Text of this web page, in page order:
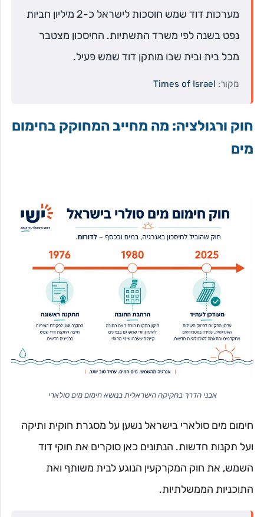
מערכות דוד שמש חוסכות לישראל כ-2 מיליון חביות
נפט בשנה לפי משרד התשתיות. החיסכון מצטבר
מכל בית ובית שבו מותקן דוד שמש פעיל.
מקור: Times of Israel
חוק ורגולציה: מה מחייב המחוקק בחימום
מים
אבני הדרך בחקיקה הישראלית בנושא חימום מים סולארי
חימום מים סולארי בישראל נשען על מסגרת חוקית ותיקה
ועל תקנות חדשות. הנתונים כאן סוקרים את חוקי דוד
השמש, את חוק המקרקעין הנוגע לבית משותף ואת
התוכניות הממשלתיות.